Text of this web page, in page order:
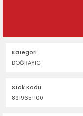
Kategori
DOĞRAYICI
Stok Kodu
8919651100